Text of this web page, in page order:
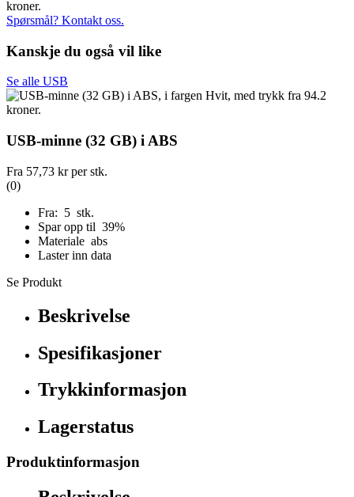
Spørsmål? Kontakt oss.
Kanskje du også vil like
Se alle USB
USB-minne (32 GB) i ABS
Fra 57,73 krper stk.
(0)
Fra: 5 stk.
Spar opp til 39%
Materiale abs
Laster inn data
Se Produkt
Beskrivelse
Spesifikasjoner
Trykkinformasjon
Lagerstatus
Produktinformasjon